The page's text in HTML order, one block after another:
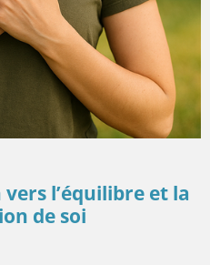
l’équilibre et la
de soi